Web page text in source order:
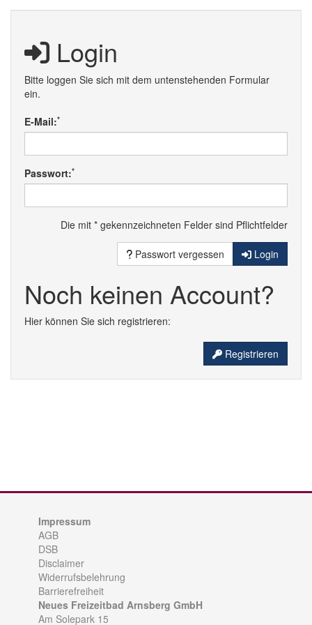
Login
Bitte loggen Sie sich mit dem untenstehenden Formular
ein.
E-Mail:*
Passwort:*
Die mit * gekennzeichneten Felder sind Pflichtfelder
Passwort vergessen Login
Noch keinen Account?
Hier können Sie sich registrieren:
Registrieren
Impressum
AGB
DSB
Disclaimer
Widerrufsbelehrung
Barrierefreiheit
Neues Freizeitbad Arnsberg GmbH
Am Solepark 15